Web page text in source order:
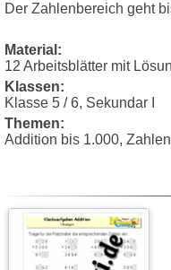
Der Zahlenbereich geht
Material:
12 Arbeitsblätter mit
Klassen:
Klasse 5 / 6, Sekundar I
Themen:
Addition bis 1.000,